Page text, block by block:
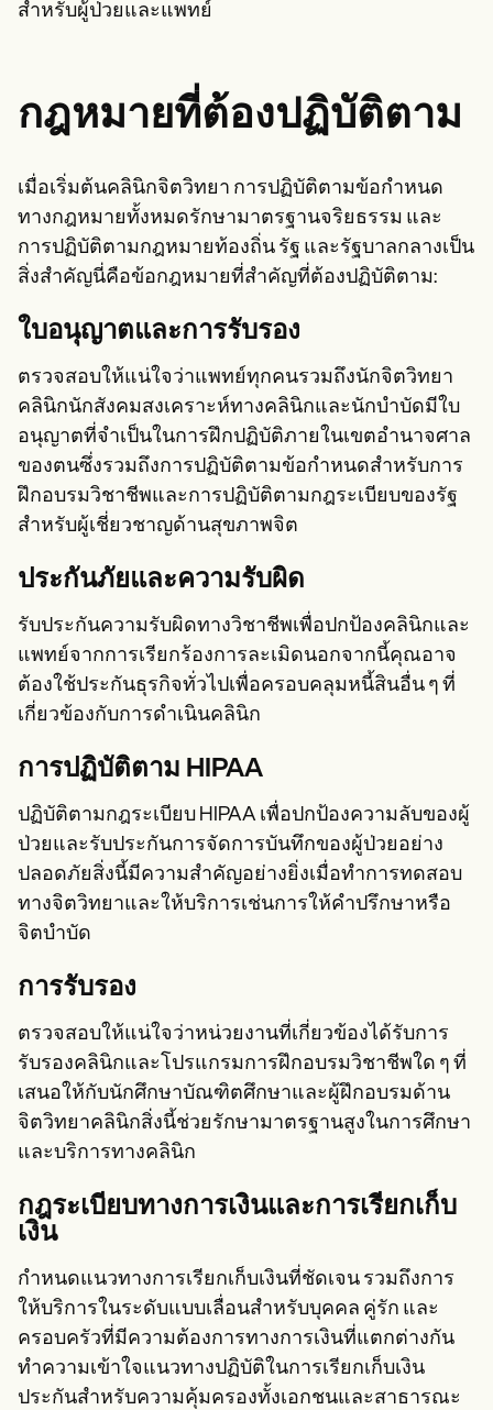
สำหรับผู้ป่วยและแพทย์
กฎหมายที่ต้องปฏิบัติตาม
เมื่อเริ่มต้นคลินิกจิตวิทยา การปฏิบัติตามข้อกำหนด
ทางกฎหมายทั้งหมดรักษามาตรฐานจริยธรรม และ
การปฏิบัติตามกฎหมายท้องถิ่น รัฐ และรัฐบาลกลางเป็น
สิ่งสำคัญนี่คือข้อกฎหมายที่สำคัญที่ต้องปฏิบัติตาม:
ใบอนุญาตและการรับรอง
ตรวจสอบให้แน่ใจว่าแพทย์ทุกคนรวมถึงนักจิตวิทยา
คลินิกนักสังคมสงเคราะห์ทางคลินิกและนักบำบัดมีใบ
อนุญาตที่จำเป็นในการฝึกปฏิบัติภายในเขตอำนาจศาล
ของตนซึ่งรวมถึงการปฏิบัติตามข้อกำหนดสำหรับการ
ฝึกอบรมวิชาชีพและการปฏิบัติตามกฎระเบียบของรัฐ
สำหรับผู้เชี่ยวชาญด้านสุขภาพจิต
ประกันภัยและความรับผิด
รับประกันความรับผิดทางวิชาชีพเพื่อปกป้องคลินิกและ
แพทย์จากการเรียกร้องการละเมิดนอกจากนี้คุณอาจ
ต้องใช้ประกันธุรกิจทั่วไปเพื่อครอบคลุมหนี้สินอื่น ๆ ที่
เกี่ยวข้องกับการดำเนินคลินิก
การปฏิบัติตาม HIPAA
ปฏิบัติตามกฎระเบียบ HIPAA เพื่อปกป้องความลับของผู้
ป่วยและรับประกันการจัดการบันทึกของผู้ป่วยอย่าง
ปลอดภัยสิ่งนี้มีความสำคัญอย่างยิ่งเมื่อทำการทดสอบ
ทางจิตวิทยาและให้บริการเช่นการให้คำปรึกษาหรือ
จิตบำบัด
การรับรอง
ตรวจสอบให้แน่ใจว่าหน่วยงานที่เกี่ยวข้องได้รับการ
รับรองคลินิกและโปรแกรมการฝึกอบรมวิชาชีพใด ๆ ที่
เสนอให้กับนักศึกษาบัณฑิตศึกษาและผู้ฝึกอบรมด้าน
จิตวิทยาคลินิกสิ่งนี้ช่วยรักษามาตรฐานสูงในการศึกษา
และบริการทางคลินิก
กฎระเบียบทางการเงินและการเรียกเก็บ
เงิน
กำหนดแนวทางการเรียกเก็บเงินที่ชัดเจน รวมถึงการ
ให้บริการในระดับแบบเลื่อนสำหรับบุคคล คู่รัก และ
ครอบครัวที่มีความต้องการทางการเงินที่แตกต่างกัน
ทำความเข้าใจแนวทางปฏิบัติในการเรียกเก็บเงิน
ประกันสำหรับความคุ้มครองทั้งเอกชนและสาธารณะ